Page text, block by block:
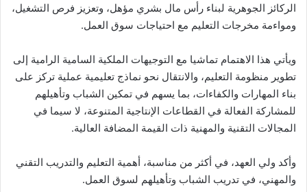
الركائز الجوهرية لبناء رأس مال بشري مؤهل، وتعزيز فرص التشغيل،
ومواءمة مخرجات التعليم مع احتياجات سوق العمل.
ويأتي هذا الاهتمام تماشيا مع التوجيهات الملكية السامية الرامية إلى
تطوير منظومة التعليم، والانتقال نحو نماذج تعليمية عملية تركز على
بناء المهارات والكفاءات، بما يسهم في تمكين الشباب وتأهيلهم
للمشاركة الفعالة في القطاعات الإنتاجية المتنوعة، لا سيما في
المجالات التقنية والمهنية ذات القيمة المضافة العالية.
وأكد ولي العهد، في أكثر من مناسبة، أهمية التعليم والتدريب التقني
والمهني، في تدريب الشباب وتأهيلهم لسوق العمل.